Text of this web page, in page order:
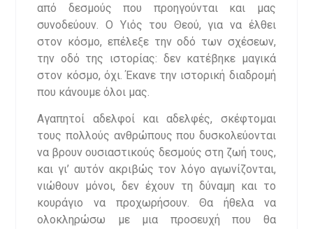
από δεσμούς που προηγούνται και μας
συνοδεύουν. Ο Υιός του Θεού, για να έλθει
στον κόσμο, επέλεξε την οδό των σχέσεων,
την οδό της ιστορίας: δεν κατέβηκε μαγικά
στον κόσμο, όχι. Έκανε την ιστορική διαδρομή
που κάνουμε όλοι μας.
Αγαπητοί αδελφοί και αδελφές, σκέφτομαι
τους πολλούς ανθρώπους που δυσκολεύονται
να βρουν ουσιαστικούς δεσμούς στη ζωή τους,
και γι’ αυτόν ακριβώς τον λόγο αγωνίζονται,
νιώθουν μόνοι, δεν έχουν τη δύναμη και το
κουράγιο να προχωρήσουν. Θα ήθελα να
ολοκληρώσω με μια προσευχή που θα